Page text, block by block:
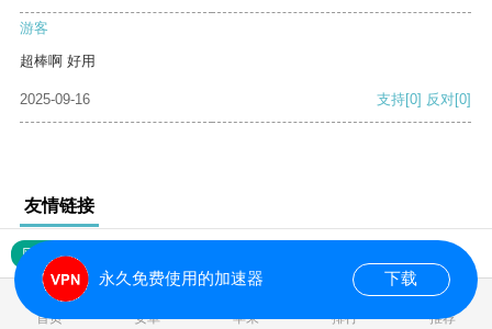
游客
超棒啊 好用
2025-09-16 支持[0] 反对[0]
友情链接
网站地图
首页 安卓 苹果 排行 推荐
永久免费使用的加速器 下载
0.019598s